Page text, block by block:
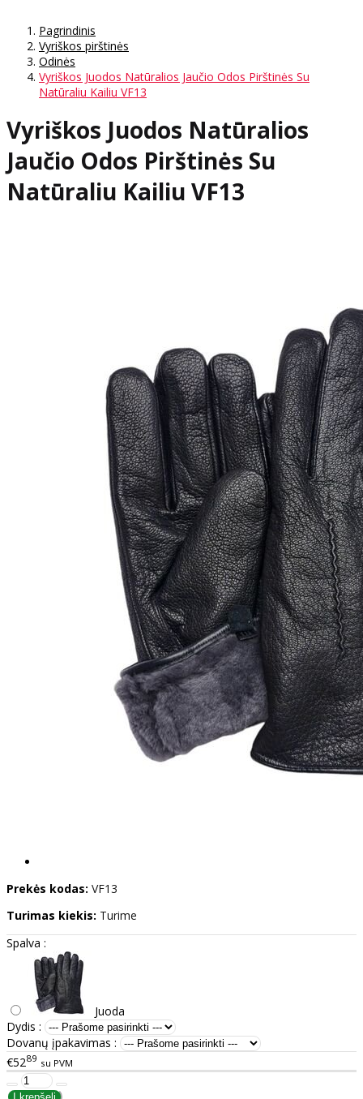
Pagrindinis
Vyriškos pirštinės
Odinės
Vyriškos Juodos Natūralios Jaučio Odos Pirštinės Su
Natūraliu Kailiu VF13
Vyriškos Juodos Natūralios
Jaučio Odos Pirštinės Su
Natūraliu Kailiu VF13
Prekės kodas: VF13
Turimas kiekis: Turime
Spalva :
Juoda
Dydis :
Dovanų įpakavimas :
€5289 su PVM